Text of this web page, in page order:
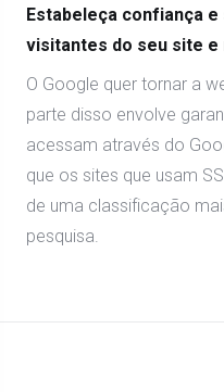
Estabeleça confiança
visitantes do seu site e
O Google quer tornar a
parte disso envolve
acessam através do
que os sites que usam
de uma classificação
pesquisa.